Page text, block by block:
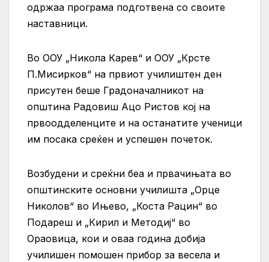
одржаа програма подготвена со своите
наставници.
Во ООУ „Никола Карев“ и ООУ „Крсте
П.Мисирков“ на првиот училиштен ден
присутен беше Градоначалникот на
општина Радовиш Ацо Ристов кој на
првоодделенците и на останатите ученици
им посака среќен и успешен почеток.
Возбудени и среќни беа и првачињата во
општинските основни училишта „Орце
Николов“ во Ињево, „Коста Рацин“ во
Подареш и „Кирил и Методиј“ во
Ораовица, кои и оваа година добија
училишен помошен прибор за весела и